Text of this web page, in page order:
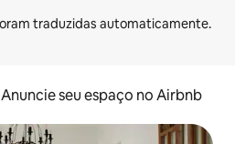
Anuncie seu espaço no Airbnb